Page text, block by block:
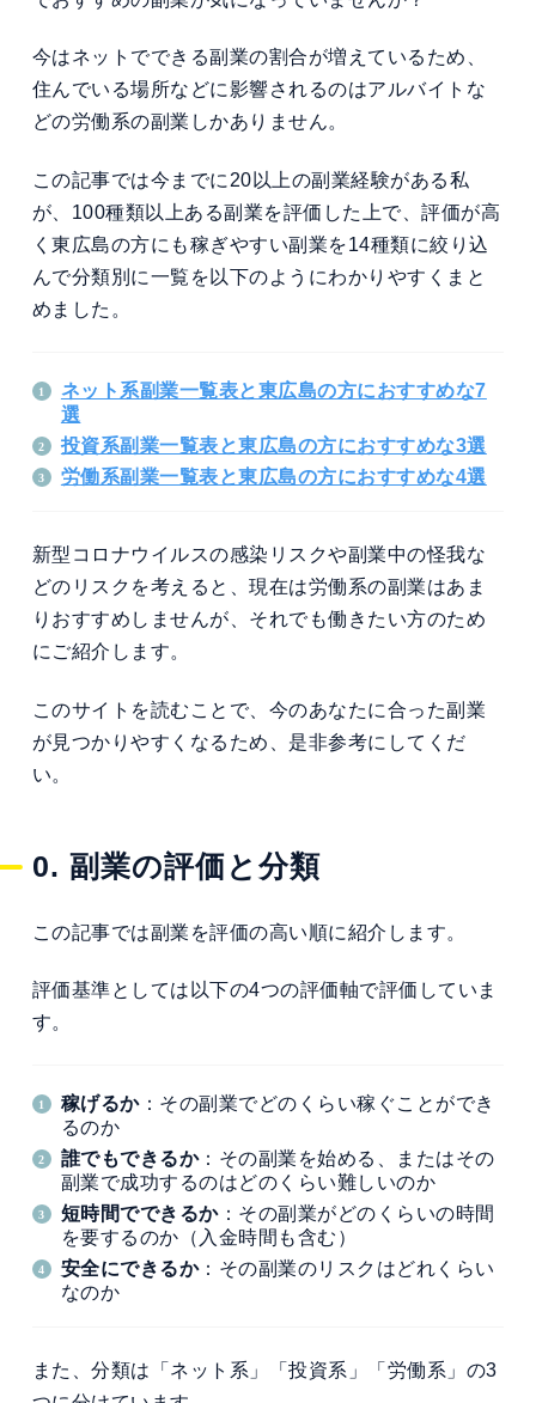
今はネットでできる副業の割合が増えているため、
住んでいる場所などに影響されるのはアルバイトな
どの労働系の副業しかありません。
この記事では今までに20以上の副業経験がある私
が、100種類以上ある副業を評価した上で、評価が高
く東広島の方にも稼ぎやすい副業を14種類に絞り込
んで分類別に一覧を以下のようにわかりやすくまと
めました。
ネット系副業一覧表と東広島の方におすすめな7
選
投資系副業一覧表と東広島の方におすすめな3選
労働系副業一覧表と東広島の方におすすめな4選
新型コロナウイルスの感染リスクや副業中の怪我な
どのリスクを考えると、現在は労働系の副業はあま
りおすすめしませんが、それでも働きたい方のため
にご紹介します。
このサイトを読むことで、今のあなたに合った副業
が見つかりやすくなるため、是非参考にしてくだ
い。
0. 副業の評価と分類
この記事では副業を評価の高い順に紹介します。
評価基準としては以下の4つの評価軸で評価していま
す。
稼げるか：その副業でどのくらい稼ぐことができ
るのか
誰でもできるか：その副業を始める、またはその
副業で成功するのはどのくらい難しいのか
短時間でできるか：その副業がどのくらいの時間
を要するのか（入金時間も含む）
安全にできるか：その副業のリスクはどれくらい
なのか
また、分類は「ネット系」「投資系」「労働系」の3